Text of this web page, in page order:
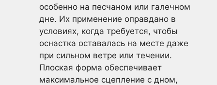
особенно на песчаном или галечном
дне. Их применение оправдано в
условиях, когда требуется, чтобы
оснастка оставалась на месте даже
при сильном ветре или течении.
Плоская форма обеспечивает
максимальное сцепление с дном,